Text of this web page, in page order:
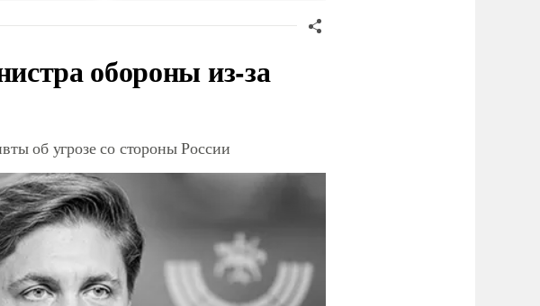
обороны из-за
об угрозе со стороны России